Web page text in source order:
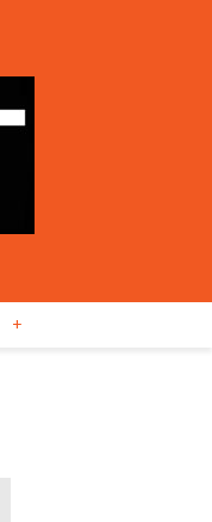
+